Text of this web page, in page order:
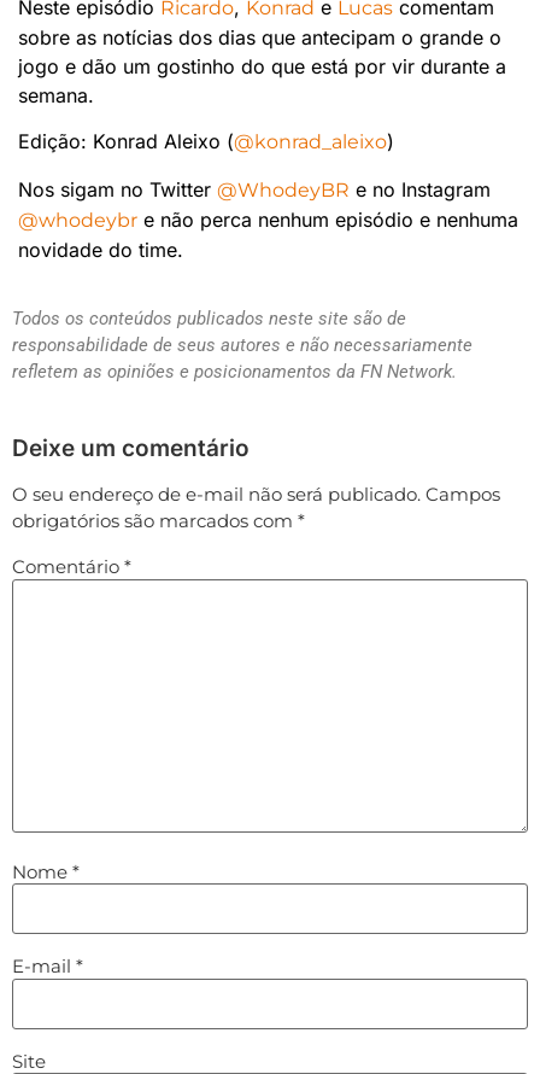
Neste episódio Ricardo, Konrad e Lucas comentam
sobre as notícias dos dias que antecipam o grande o
jogo e dão um gostinho do que está por vir durante a
semana.
Edição: Konrad Aleixo (@konrad_aleixo)
Nos sigam no Twitter @WhodeyBR e no Instagram
@whodeybr e não perca nenhum episódio e nenhuma
novidade do time.
Todos os conteúdos publicados neste site são de
responsabilidade de seus autores e não necessariamente
refletem as opiniões e posicionamentos da FN Network.
Deixe um comentário
O seu endereço de e-mail não será publicado. Campos
obrigatórios são marcados com *
Comentário *
Nome *
E-mail *
Site